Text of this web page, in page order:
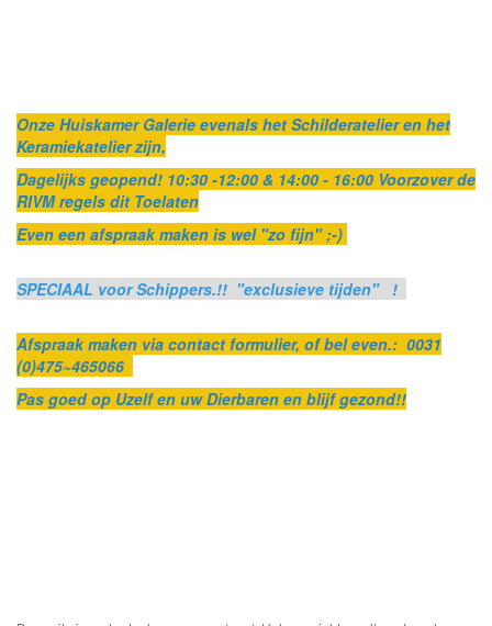
Onze Huiskamer Galerie evenals het Schilderatelier en het
Keramiekatelier zijn,
Dagelijks geopend! 10:30 -12:00 & 14:00 - 16:00 Voorzover de
RIVM regels dit Toelaten
Even een afspraak maken is wel "zo fijn" ;-)
SPECIAAL voor Schippers.!! "exclusieve tijden" !
Afspraak maken via contact formulier, of bel even.: 0031
(0)475~465066
Pas goed op Uzelf en uw Dierbaren en blijf gezond!!